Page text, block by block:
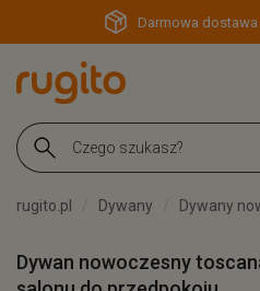
Darmowa
rugito.pl Dywany Dywany
Dywan nowoczesny